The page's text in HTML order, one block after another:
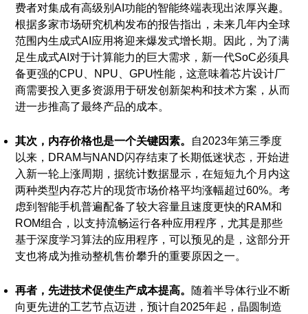
费者对集成有高级别AI功能的智能终端表现出浓厚兴趣。
根据多家市场研究机构发布的报告指出，未来几年内全球
范围内生成式AI应用将迎来爆发式增长期。因此，为了满
足生成式AI对于计算能力的巨大需求，新一代SoC必须具
备更强的CPU、NPU、GPU性能，这意味着芯片设计厂
商需要投入更多资源用于研发创新架构和技术方案，从而
进一步推高了最终产品的成本。
其次，内存价格也是一个关键因素。 自2023年第三季度
以来，DRAM与NAND闪存结束了长期低迷状态，开始进
入新一轮上涨周期，据统计数据显示，在短短九个月内这
两种类型内存芯片的现货市场价格平均涨幅超过60%。考
虑到智能手机普遍配备了较大容量且速度更快的RAM和
ROM组合，以支持流畅运行各种应用程序，尤其是那些
基于深度学习算法的应用程序，可以预见的是，这部分开
支也将成为推动整机售价攀升的重要原因之一。
再者，先进技术促使生产成本提高。 随着半导体行业不断
向更先进的工艺节点迈进，预计自2025年起，晶圆制造